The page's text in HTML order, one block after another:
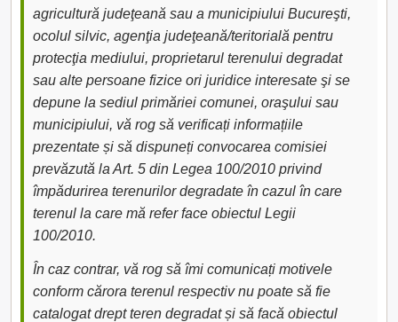
agricultură judeţeană sau a municipiului Bucureşti,
ocolul silvic, agenţia judeţeană/teritorială pentru
protecţia mediului, proprietarul terenului degradat
sau alte persoane fizice ori juridice interesate şi se
depune la sediul primăriei comunei, oraşului sau
municipiului, vă rog să verificați informațiile
prezentate și să dispuneți convocarea comisiei
prevăzută la Art. 5 din Legea 100/2010 privind
împădurirea terenurilor degradate în cazul în care
terenul la care mă refer face obiectul Legii
100/2010.
În caz contrar, vă rog să îmi comunicați motivele
conform cărora terenul respectiv nu poate să fie
catalogat drept teren degradat și să facă obiectul